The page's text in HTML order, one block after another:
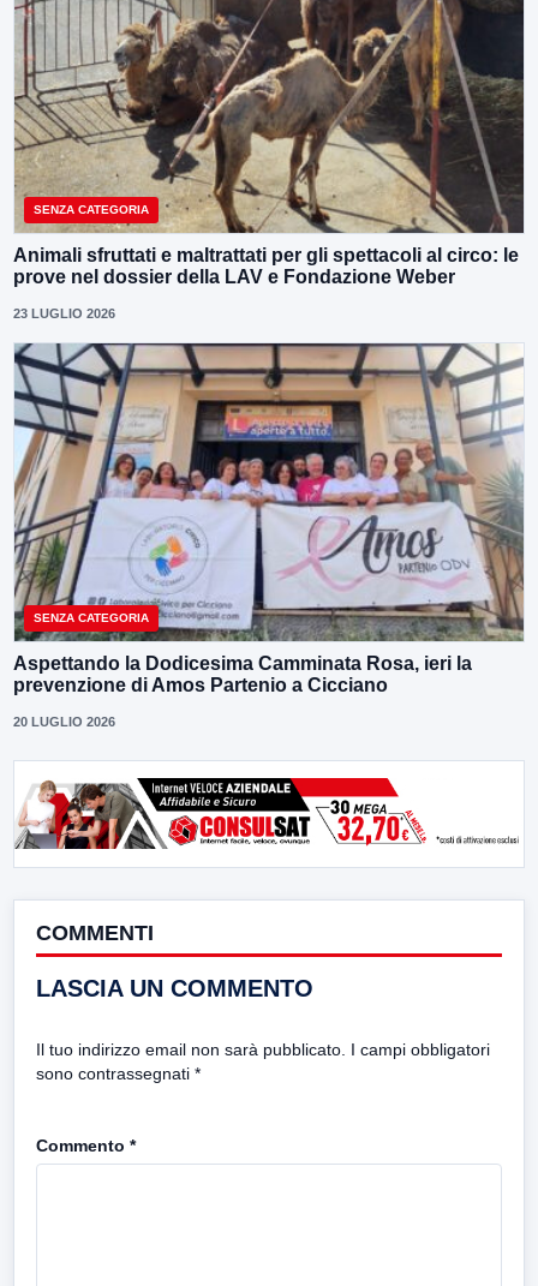
SENZA CATEGORIA
Animali sfruttati e maltrattati per gli spettacoli al circo: le
prove nel dossier della LAV e Fondazione Weber
23 LUGLIO 2026
SENZA CATEGORIA
Aspettando la Dodicesima Camminata Rosa, ieri la
prevenzione di Amos Partenio a Cicciano
20 LUGLIO 2026
COMMENTI
LASCIA UN COMMENTO
Il tuo indirizzo email non sarà pubblicato. I campi obbligatori
sono contrassegnati *
Commento *